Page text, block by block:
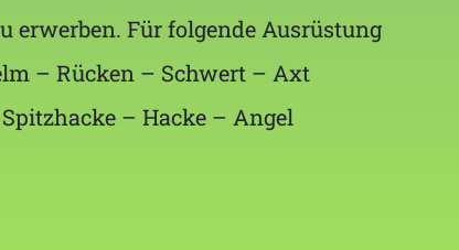
erwerben. Für folgende Ausrüstung
– Rücken – Schwert – Axt
– Hacke – Angel